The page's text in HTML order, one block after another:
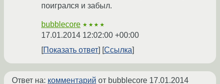
поигрался и забыл.
bubblecore ★★★★
17.01.2014 12:02:00 +00:00
Показать ответ
Ссылка
Ответ на: комментарий от bubblecore 17.01.2014